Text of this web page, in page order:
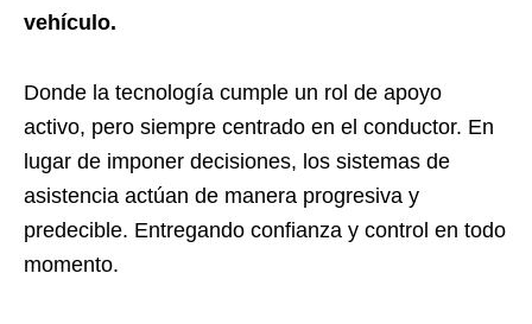
vehículo.
Donde la tecnología cumple un rol de apoyo
activo, pero siempre centrado en el conductor. En
lugar de imponer decisiones, los sistemas de
asistencia actúan de manera progresiva y
predecible. Entregando confianza y control en todo
momento.